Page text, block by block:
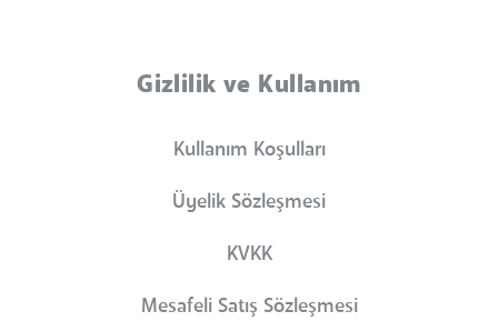
Gizlilik ve Kullanım
Kullanım Koşulları
Üyelik Sözleşmesi
KVKK
Mesafeli Satış Sözleşmesi